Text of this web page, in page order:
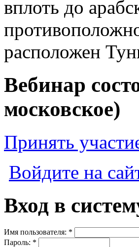
вплоть до
расположен
Вебинар
московское)
Принять
Войдите на
Вход в
Имя пользователя: *
Пароль: *